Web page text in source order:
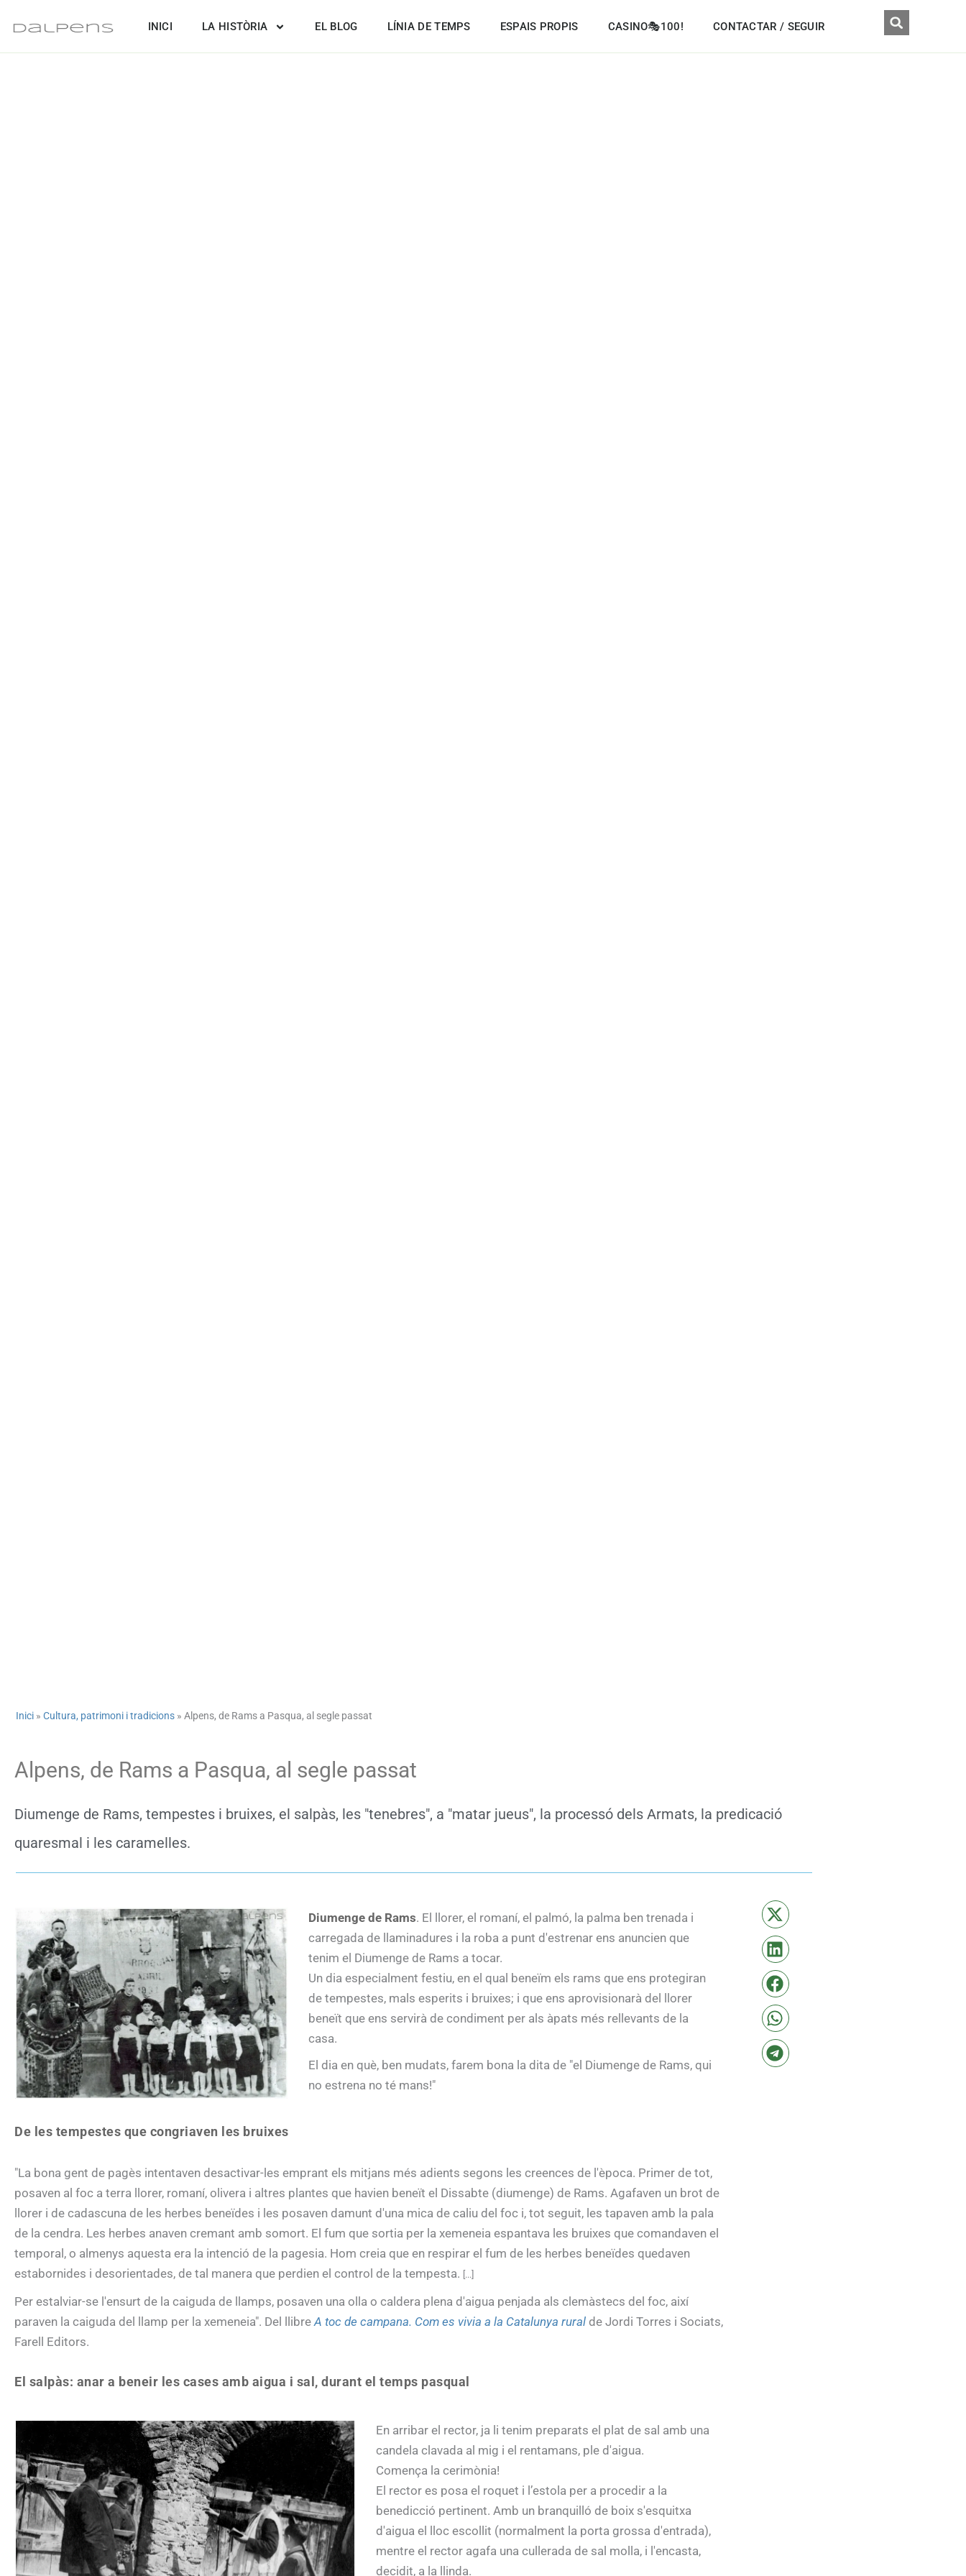
contingut
INICI LA HISTÒRIA EL BLOG LÍNIA DE TEMPS ESPAIS PROPIS CASINO🎭100! CONTACTAR / SEGUIR
Inici » Cultura, patrimoni i tradicions » Alpens, de Rams a Pasqua, al segle passat
Alpens, de Rams a Pasqua, al segle passat
Diumenge de Rams, tempestes i bruixes, el salpàs, les "tenebres", a "matar jueus", la processó dels Armats, la predicació
quaresmal i les caramelles.
Diumenge de Rams. El llorer, el romaní, el palmó, la palma ben trenada i
carregada de llaminadures i la roba a punt d'estrenar ens anuncien que
tenim el Diumenge de Rams a tocar.
Un dia especialment festiu, en el qual beneïm els rams que ens protegiran
de tempestes, mals esperits i bruixes; i que ens aprovisionarà del llorer
beneït que ens servirà de condiment per als àpats més rellevants de la
casa.
El dia en què, ben mudats, farem bona la dita de "el Diumenge de Rams, qui
no estrena no té mans!"
De les tempestes que congriaven les bruixes
"La bona gent de pagès intentaven desactivar-les emprant els mitjans més adients segons les creences de l'època. Primer de tot,
posaven al foc a terra llorer, romaní, olivera i altres plantes que havien beneït el Dissabte (diumenge) de Rams. Agafaven un brot de
llorer i de cadascuna de les herbes beneïdes i les posaven damunt d'una mica de caliu del foc i, tot seguit, les tapaven amb la pala
de la cendra. Les herbes anaven cremant amb somort. El fum que sortia per la xemeneia espantava les bruixes que comandaven el
temporal, o almenys aquesta era la intenció de la pagesia. Hom creia que en respirar el fum de les herbes beneïdes quedaven
estabornides i desorientades, de tal manera que perdien el control de la tempesta. [...]
Per estalviar-se l'ensurt de la caiguda de llamps, posaven una olla o caldera plena d'aigua penjada als clemàstecs del foc, així
paraven la caiguda del llamp per la xemeneia". Del llibre A toc de campana. Com es vivia a la Catalunya rural de Jordi Torres i Sociats,
Farell Editors.
El salpàs: anar a beneir les cases amb aigua i sal, durant el temps pasqual
En arribar el rector, ja li tenim preparats el plat de sal amb una
candela clavada al mig i el rentamans, ple d'aigua.
Comença la cerimònia!
El rector es posa el roquet i l’estola per a procedir a la
benedicció pertinent. Amb un branquilló de boix s'esquitxa
d'aigua el lloc escollit (normalment la porta grossa d'entrada),
mentre el rector agafa una cullerada de sal molla, i l'encasta,
decidit, a la llinda.